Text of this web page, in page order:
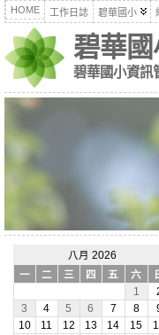
HOME 工作日誌 碧華國小
碧華
碧華國小資訊
八月 2026
一
二 三 四 五 六
1
3
4 5 6 7 8
10
11 12 13 14 15